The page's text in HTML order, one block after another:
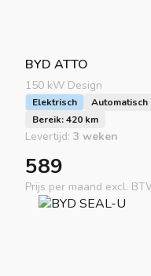
BYD ATTO
150 kW Design
Elektrisch Automatisch
Bereik: 420 km
Levertijd: 3 weken
589
Prijs per maand excl.